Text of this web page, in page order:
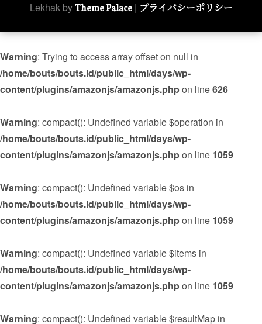
Lekhak byTheme Palace| プライバシーポリシー
Warning: Trying to access array offset on null in
/home/bouts/bouts.id/public_html/days/wp-
content/plugins/amazonjs/amazonjs.phpon line626
Warning: compact(): Undefined variable $operation in
/home/bouts/bouts.id/public_html/days/wp-
content/plugins/amazonjs/amazonjs.phpon line 1059
Warning: compact(): Undefined variable $os in
/home/bouts/bouts.id/public_html/days/wp-
content/plugins/amazonjs/amazonjs.phpon line 1059
Warning: compact(): Undefined variable $items in
/home/bouts/bouts.id/public_html/days/wp-
content/plugins/amazonjs/amazonjs.phpon line 1059
Warning: compact(): Undefined variable $resultMap in